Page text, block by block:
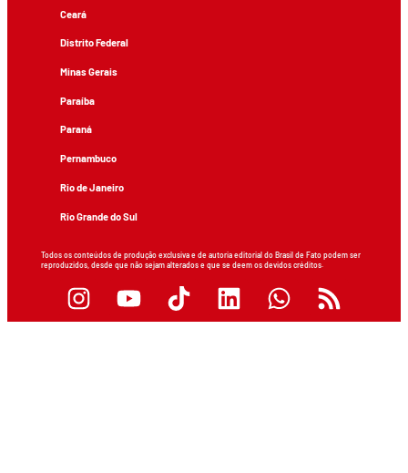
Ceará
Distrito Federal
Minas Gerais
Paraíba
Paraná
Pernambuco
Rio de Janeiro
Rio Grande do Sul
Todos os conteúdos de produção exclusiva e de autoria editorial do Brasil de Fato podem ser
reproduzidos, desde que não sejam alterados e que se deem os devidos créditos.